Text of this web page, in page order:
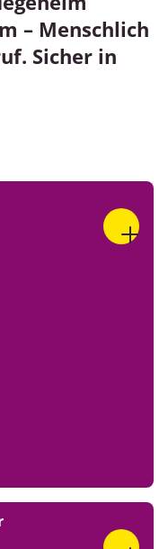
– Menschlich
Sicher in